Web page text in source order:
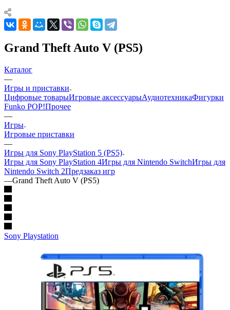
Grand Theft Auto V (PS5)
Каталог
—
Игры и приставки
Цифровые товарыИгровые аксессуарыАудиотехникаФигурки
Funko POP!Прочее
—
Игры
Игровые приставки
—
Игры для Sony PlayStation 5 (PS5)
Игры для Sony PlayStation 4Игры для Nintendo SwitchИгры для
Nintendo Switch 2Предзаказ игр
—Grand Theft Auto V (PS5)
Sony Playstation